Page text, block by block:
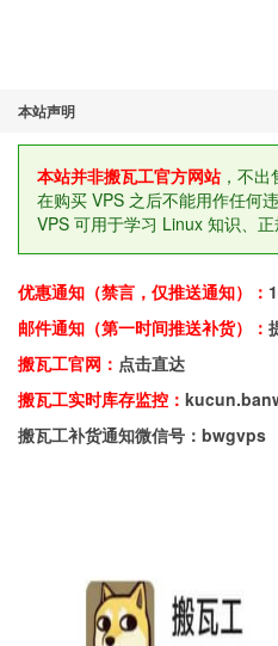
本站声明
本站并非搬瓦工官方网站，不出
在购买 VPS 之后不能用作任何
VPS 可用于学习 Linux 知识、正
优惠通知（禁言，仅推送通知）：
邮件通知（第一时间推送补货）：
搬瓦工官网： 点击直达
搬瓦工实时库存监控：
搬瓦工补货通知微信号：bwgvps